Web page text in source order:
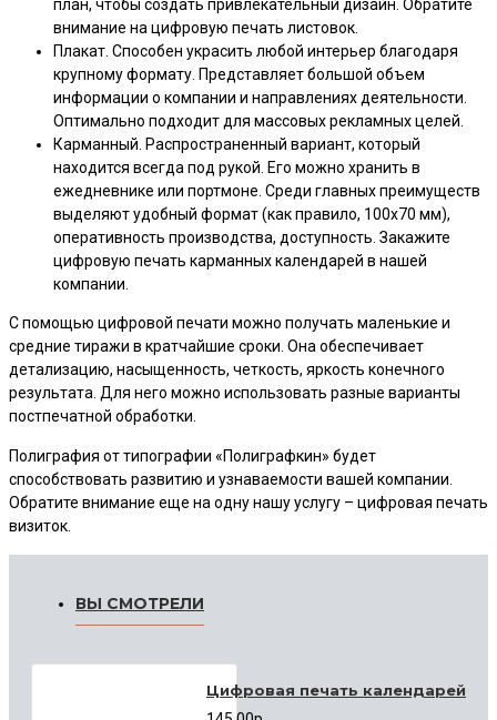
план, чтобы создать привлекательный дизайн. Обратите
внимание на цифровую печать листовок.
Плакат. Способен украсить любой интерьер благодаря
крупному формату. Представляет большой объем
информации о компании и направлениях деятельности.
Оптимально подходит для массовых рекламных целей.
Карманный. Распространенный вариант, который
находится всегда под рукой. Его можно хранить в
ежедневнике или портмоне. Среди главных преимуществ
выделяют удобный формат (как правило, 100х70 мм),
оперативность производства, доступность. Закажите
цифровую печать карманных календарей в нашей
компании.
С помощью цифровой печати можно получать маленькие и
средние тиражи в кратчайшие сроки. Она обеспечивает
детализацию, насыщенность, четкость, яркость конечного
результата. Для него можно использовать разные варианты
постпечатной обработки.
Полиграфия от типографии «Полиграфкин» будет
способствовать развитию и узнаваемости вашей компании.
Обратите внимание еще на одну нашу услугу – цифровая печать
визиток.
ВЫ СМОТРЕЛИ
Цифровая печать календарей